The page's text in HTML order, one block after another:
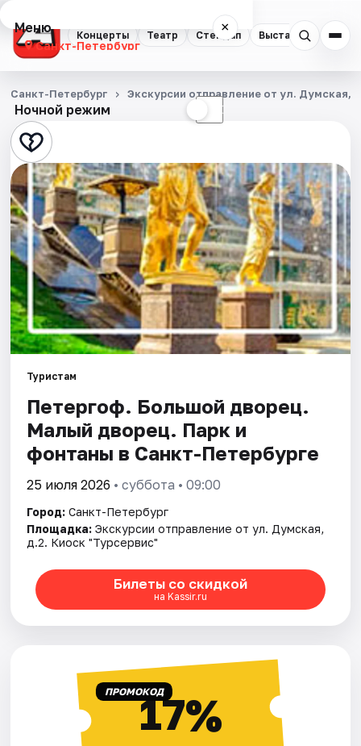
Концерты Театр Стендап Выставки
Меню ×
Санкт-Петербург
Концерты
Театр
Стендап
Выставки
Квесты
Экскурсии
Спорт
События
Города
Площадки
Артисты
Рейтинги
Ночной режим ☾
Санкт-Петербург Экскурсии отправление от ул. Думская,
Туристам
Петергоф. Большой дворец.
Малый дворец. Парк и
фонтаны в Санкт-Петербурге
25 июля 2026 • суббота • 09:00
Город: Санкт-Петербург
Площадка: Экскурсии отправление от ул. Думская,
д.2. Киоск "Турсервис"
Билеты со скидкой
на Kassir.ru
ПРОМОКОД17%